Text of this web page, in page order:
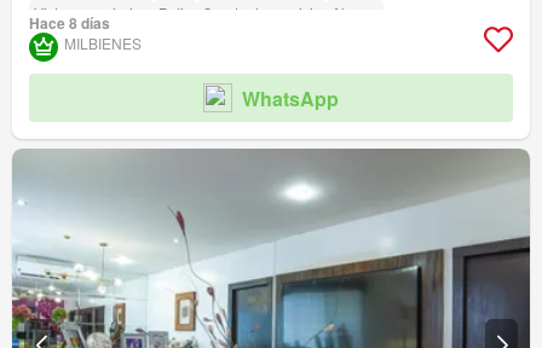
Vista panorámica
Patio Cuarto de servicio
Alarma
Armario empotrado
Parcialmente amoblado
Parrilla Garita de guardianía
Cancha de tenis
Hace 8 días
MILBIENES
WhatsApp